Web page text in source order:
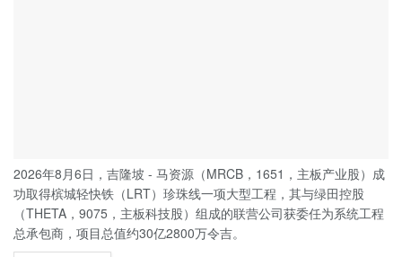
2026年8月6日，吉隆坡 - 马资源（MRCB，1651，主板产业股）成
功取得槟城轻快铁（LRT）珍珠线一项大型工程，其与绿田控股
（THETA，9075，主板科技股）组成的联营公司获委任为系统工程
总承包商，项目总值约30亿2800万令吉。